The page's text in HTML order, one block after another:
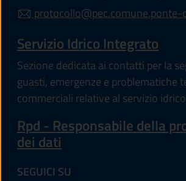
Servizio Idrico Integrato
Sezione dedicata ai contatti per la
guasti, emergenze e problematiche
commerciali relative al servizio
Rpd - Responsabile della
dei dati
SEGUICI SU